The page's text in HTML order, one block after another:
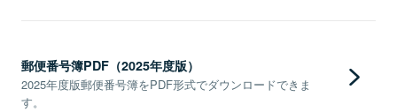
郵便番号簿PDF（2025年度版）
2025年度版郵便番号簿をPDF形式でダウンロードできま
す。